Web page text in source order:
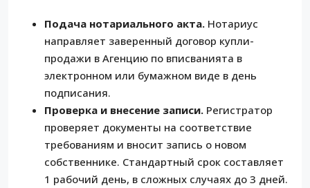
Подача нотариального акта. Нотариус
направляет заверенный договор купли-
продажи в Агенцию по вписванията в
электронном или бумажном виде в день
подписания.
Проверка и внесение записи. Регистратор
проверяет документы на соответствие
требованиям и вносит запись о новом
собственнике. Стандартный срок составляет
1 рабочий день, в сложных случаях до 3 дней.